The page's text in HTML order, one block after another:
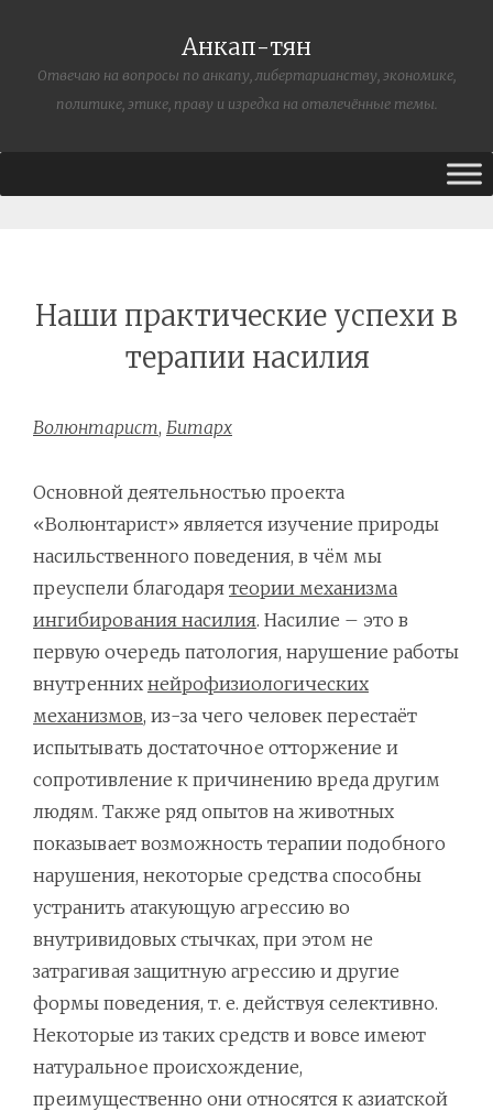
Анкап-тян
Отвечаю на вопросы по анкапу, либертарианству, экономике,
политике, этике, праву и изредка на отвлечённые темы.
Наши практические успехи в
терапии насилия
Волюнтарист, Битарх
Основной деятельностью проекта
«Волюнтарист» является изучение природы
насильственного поведения, в чём мы
преуспели благодаря теории механизма
ингибирования насилия. Насилие – это в
первую очередь патология, нарушение работы
внутренних нейрофизиологических
механизмов, из-за чего человек перестаёт
испытывать достаточное отторжение и
сопротивление к причинению вреда другим
людям. Также ряд опытов на животных
показывает возможность терапии подобного
нарушения, некоторые средства способны
устранить атакующую агрессию во
внутривидовых стычках, при этом не
затрагивая защитную агрессию и другие
формы поведения, т. е. действуя селективно.
Некоторые из таких средств и вовсе имеют
натуральное происхождение,
преимущественно они относятся к азиатской